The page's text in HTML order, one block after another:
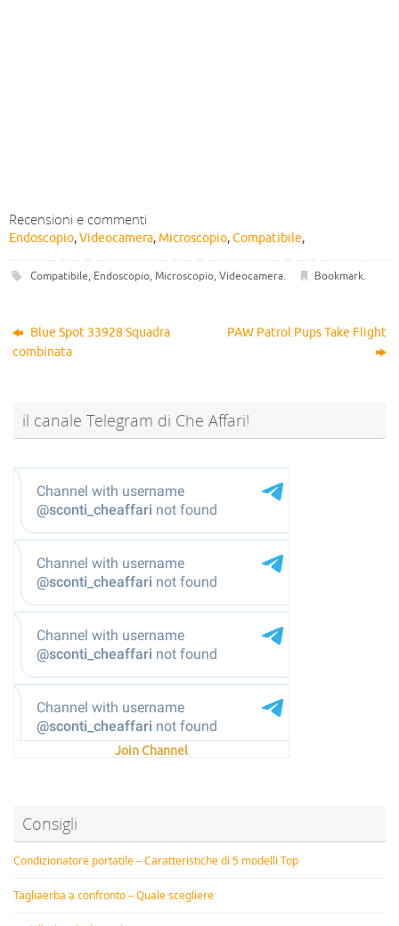
Recensioni e commenti
Endoscopio,Videocamera, Microscopio,Compatibile,
Compatibile, Endoscopio, Microscopio, Videocamera. Bookmark.
Blue Spot 33928 Squadra
combinata
PAW Patrol Pups Take Flight
il canale Telegram di Che Affari!
Join Channel
Consigli
Condizionatore portatile – Caratteristiche di 5 modelli Top
Tagliaerba a confronto – Quale scegliere